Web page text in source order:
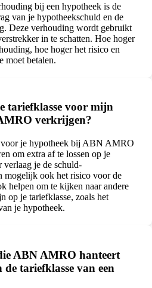
bij een hypotheek is de
van je hypotheekschuld en de
Deze verhouding wordt gebruikt
in te schatten. Hoe hoger
hoe hoger het risico en
moet betalen.
tariefklasse voor mijn
verkrijgen?
voor je hypotheek bij ABN AMRO
om extra af te lossen op je
je de schuld-
mogelijk ook het risico voor de
helpen om te kijken naar andere
op je tariefklasse, zoals het
je hypotheek.
ABN AMRO hanteert
tariefklasse van een